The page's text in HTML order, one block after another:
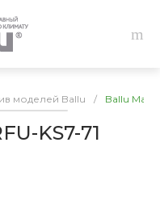
моделей Ballu / Ballu
KS7-71